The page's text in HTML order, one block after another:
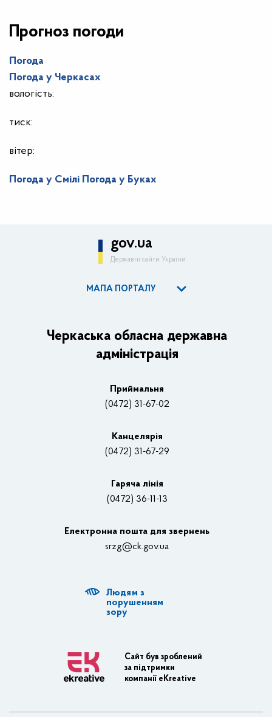
Прогноз погоди
Погода
Погода у Черкасах
вологість:
тиск:
вітер:
Погода у Смілі Погода у Буках
gov.ua
Державні сайти України
МАПА ПОРТАЛУ
Керівництво адміністрації
Основні завдання та нормативно-правові засади
Нагороди
Контакти
Відеотрансляції
Структурні підрозділи ОДА
Діяльність ОДА
Транспортна інфраструктура
Черкаська обласна державна
адміністрація
Приймальня
(0472) 31-67-02
Канцелярiя
(0472) 31-67-29
Гаряча лінія
(0472) 36-11-13
Електронна пошта для звернень
srzg@ck.gov.ua
Людям з
порушенням
зору
Сайт був зроблений
за підтримки
компанії eKreative